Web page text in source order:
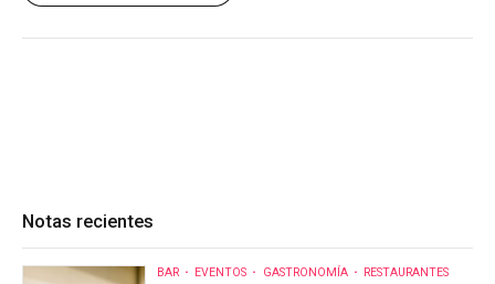
Notas recientes
BAR EVENTOS GASTRONOMÍA RESTAURANTES